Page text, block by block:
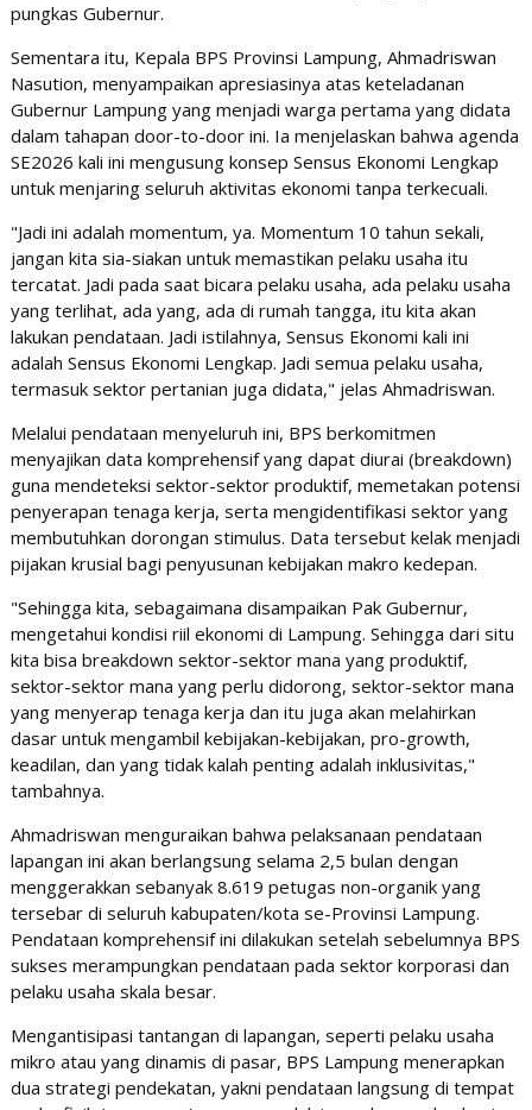
pungkas Gubernur.
Sementara itu, Kepala BPS Provinsi Lampung, Ahmadriswan
Nasution, menyampaikan apresiasinya atas keteladanan
Gubernur Lampung yang menjadi warga pertama yang didata
dalam tahapan door-to-door ini. Ia menjelaskan bahwa agenda
SE2026 kali ini mengusung konsep Sensus Ekonomi Lengkap
untuk menjaring seluruh aktivitas ekonomi tanpa terkecuali.
​"Jadi ini adalah momentum, ya. Momentum 10 tahun sekali,
jangan kita sia-siakan untuk memastikan pelaku usaha itu
tercatat. Jadi pada saat bicara pelaku usaha, ada pelaku usaha
yang terlihat, ada yang, ada di rumah tangga, itu kita akan
lakukan pendataan. Jadi istilahnya, Sensus Ekonomi kali ini
adalah Sensus Ekonomi Lengkap. Jadi semua pelaku usaha,
termasuk sektor pertanian juga didata," jelas Ahmadriswan.
​Melalui pendataan menyeluruh ini, BPS berkomitmen
menyajikan data komprehensif yang dapat diurai (breakdown)
guna mendeteksi sektor-sektor produktif, memetakan potensi
penyerapan tenaga kerja, serta mengidentifikasi sektor yang
membutuhkan dorongan stimulus. Data tersebut kelak menjadi
pijakan krusial bagi penyusunan kebijakan makro kedepan.
​"Sehingga kita, sebagaimana disampaikan Pak Gubernur,
mengetahui kondisi riil ekonomi di Lampung. Sehingga dari situ
kita bisa breakdown sektor-sektor mana yang produktif,
sektor-sektor mana yang perlu didorong, sektor-sektor mana
yang menyerap tenaga kerja dan itu juga akan melahirkan
dasar untuk mengambil kebijakan-kebijakan, pro-growth,
keadilan, dan yang tidak kalah penting adalah inklusivitas,"
tambahnya.
​Ahmadriswan menguraikan bahwa pelaksanaan pendataan
lapangan ini akan berlangsung selama 2,5 bulan dengan
menggerakkan sebanyak 8.619 petugas non-organik yang
tersebar di seluruh kabupaten/kota se-Provinsi Lampung.
Pendataan komprehensif ini dilakukan setelah sebelumnya BPS
sukses merampungkan pendataan pada sektor korporasi dan
pelaku usaha skala besar.
​Mengantisipasi tantangan di lapangan, seperti pelaku usaha
mikro atau yang dinamis di pasar, BPS Lampung menerapkan
dua strategi pendekatan, yakni pendataan langsung di tempat